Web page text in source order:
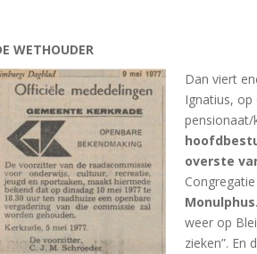
WETHOUDER
Dan viert
Ignatius,
overste
weer op
zieken”. En